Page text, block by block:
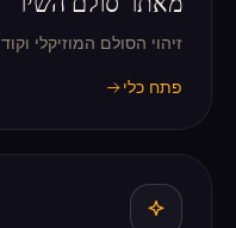
זיהוי הסולם המוזיקלי וקוד Camelot של כל שיר, בחינם.
פתח כלי